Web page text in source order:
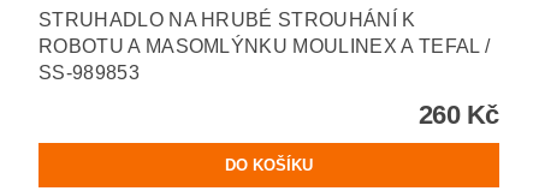
STRUHADLO NA HRUBÉ STROUHÁNÍ K
ROBOTU A MASOMLÝNKU MOULINEX A TEFAL /
SS-989853
260 Kč